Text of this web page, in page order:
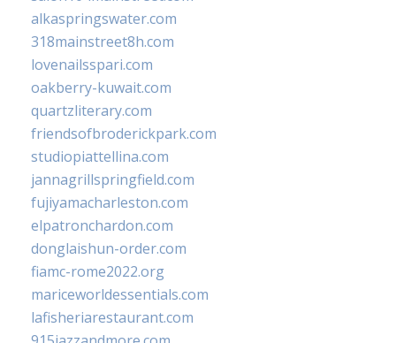
alkaspringswater.com
318mainstreet8h.com
lovenailsspari.com
oakberry-kuwait.com
quartzliterary.com
friendsofbroderickpark.com
studiopiattellina.com
jannagrillspringfield.com
fujiyamacharleston.com
elpatronchardon.com
donglaishun-order.com
fiamc-rome2022.org
mariceworldessentials.com
lafisheriarestaurant.com